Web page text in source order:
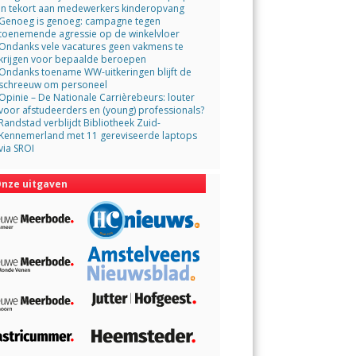
tekort aan medewerkers kinderopvang
is genoeg: campagne tegen
agressie op de winkelvloer
vele vacatures geen vakmens te
voor bepaalde beroepen
toename WW-uitkeringen blijft de
om personeel
– De Nationale Carrièrebeurs: louter
afstudeerders en (young) professionals?
verblijdt Bibliotheek Zuid-
met 11 gereviseerde laptops
SROI
uitgaven